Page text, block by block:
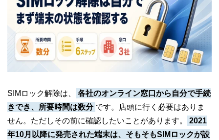
や
る
方
SIMロック解除は、
各社のオンライン窓口から自分で手続
きでき、所要時間は数分 です。店頭に行く必要はありま
せん。ただしその前に確認したいことがあります。
2021
年10月以降に発売された端末は、そもそもSIMロックが設